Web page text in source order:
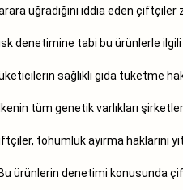
uğradığını iddia eden çiftçiler
denetimine tabi bu ürünlerle
sağlıklı gıda tüketme
tüm genetik varlıkları
tohumluk ayırma
ürünlerin denetimi konusunda